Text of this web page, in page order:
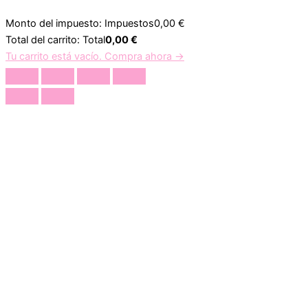
Monto del impuesto: Impuestos0,00 €
Total del carrito: Total0,00€
Tu carrito está vacío. Compra ahora →